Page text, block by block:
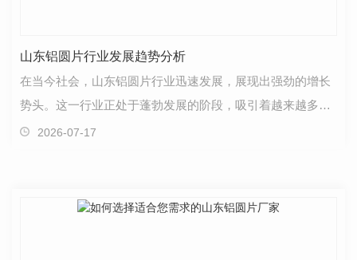
山东铝圆片行业发展趋势分析
在当今社会，山东铝圆片行业迅速发展，展现出强劲的增长
势头。这一行业正处于蓬勃发展的阶段，吸引着越来越多的
目光。首先，需要关注的是市场需求方面的情况。随着…
2026-07-17